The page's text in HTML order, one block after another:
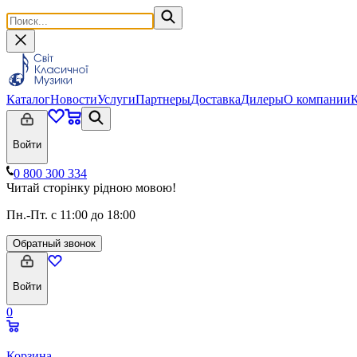
КаталогНовостиУслугиПартнерыДоставкаДилерыО компании
Войти
0 800 300 334
Читай сторінку рідною мовою!
Пн.-Пт. с 11:00 до 18:00
Обратный звонок
Войти
0